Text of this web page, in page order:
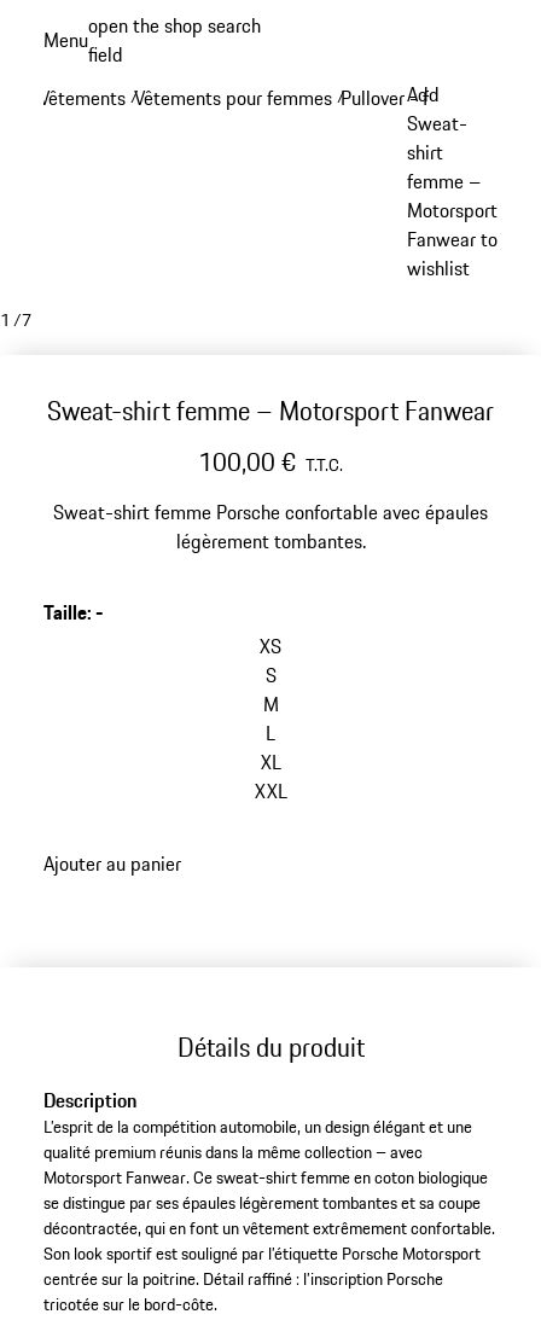
principal
Menuopen the shop search
field
Vêtements /Vêtements pour femmes /Pullover - femme
Add
Sweat-
shirt
femme –
Motorsport
Fanwear to
wishlist
1 /7
Sweat-shirt femme – Motorsport Fanwear
100,00 € T.T.C.
Sweat-shirt femme Porsche confortable avec épaules
légèrement tombantes.
Taille:-
XS
S
M
L
XL
XXL
Ajouter au panier
Détails du produit
Description
L’esprit de la compétition automobile, un design élégant et une
qualité premium réunis dans la même collection – avec
Motorsport Fanwear. Ce sweat-shirt femme en coton biologique
se distingue par ses épaules légèrement tombantes et sa coupe
décontractée, qui en font un vêtement extrêmement confortable.
Son look sportif est souligné par l’étiquette Porsche Motorsport
centrée sur la poitrine. Détail raffiné : l’inscription Porsche
tricotée sur le bord-côte.